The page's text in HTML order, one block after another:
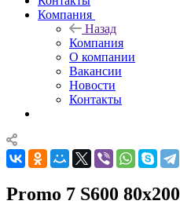
Компания
Назад
Компания
О компании
Вакансии
Новости
Контакты
Promo 7 S600 80x200